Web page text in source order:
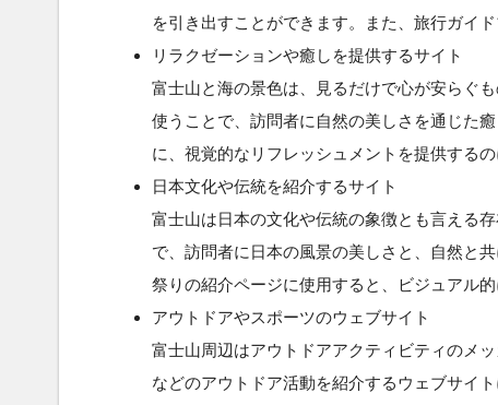
を引き出すことができます。また、旅行ガイ
リラクゼーションや癒しを提供するサイト
富士山と海の景色は、見るだけで心が安らぐ
使うことで、訪問者に自然の美しさを通じた
に、視覚的なリフレッシュメントを提供するの
日本文化や伝統を紹介するサイト
富士山は日本の文化や伝統の象徴とも言える
で、訪問者に日本の風景の美しさと、自然と
祭りの紹介ページに使用すると、ビジュアル
アウトドアやスポーツのウェブサイト
富士山周辺はアウトドアアクティビティのメ
などのアウトドア活動を紹介するウェブサイ